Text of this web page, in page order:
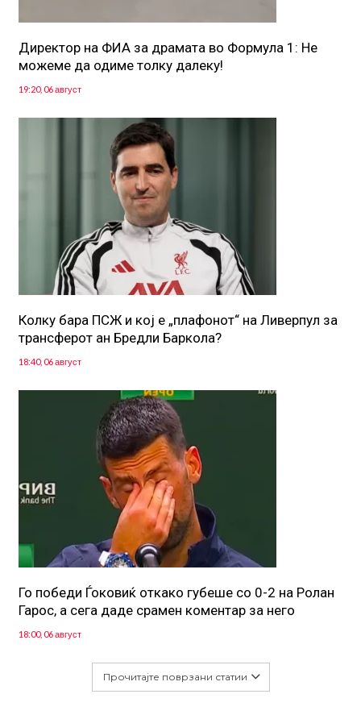
Директор на ФИА за драмата во Формула 1: Не
можеме да одиме толку далеку!
19:20, 06 август
Колку бара ПСЖ и кој е „плафонот“ на Ливерпул за
трансферот ан Бредли Баркола?
18:40, 06 август
Го победи Ѓоковиќ откако губеше со 0-2 на Ролан
Гарос, а сега даде срамен коментар за него
18:00, 06 август
Прочитајте поврзани статии